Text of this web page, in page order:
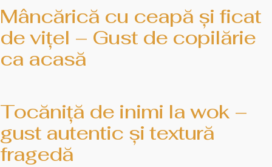
Mâncărică cu ceapă și ficat
de vițel – Gust de copilărie
ca acasă
Tocăniță de inimi la wok –
gust autentic și textură
fragedă